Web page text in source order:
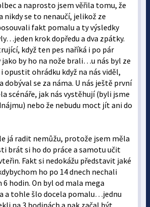
a naprosto jsem věřila tomu, že
nikdy se to nenaučí, jelikož ze
fakt pomalu a ty výsledky
krok dopředu a dva zpátky.
když ten pes naříká i po pár
by ho na nože brali…u nás byl ze
opustit ohrádku když na nás viděl,
dobýval se za náma. U nás ještě první
scénáře, jak nás vystěhují (byli jsme
nebo že nebudu moct jít ani do
já radit nemůžu, protože jsem měla
brát si ho do práce a samotu učit
Fakt si nedokážu představit jaké
ho po 14 dnech nechali
6 hodin. On byl od mala mega
a tohle šlo docela pomalu…jednu